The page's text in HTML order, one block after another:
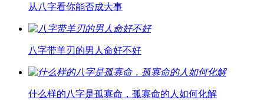
从八字看你能否成大事
八字带羊刃的男人命好不好
什么样的八字是孤寡命，孤寡命的人如何化解